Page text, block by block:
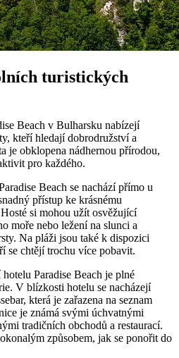
turistických
Beach v Bulharsku nabízejí
kteří hledají dobrodružství a
je obklopena nádhernou přírodou,
pro každého.
Beach se nachází přímo u
přístup ke krásnému
si mohou užít osvěžující
moře nebo ležení na slunci a
Na pláži jsou také k dispozici
se chtějí trochu více pobavit.
Paradise Beach je plné
V blízkosti hotelu se nacházejí
která je zařazena na seznam
je známá svými úchvatnými
tradičních obchodů a restaurací.
způsobem, jak se ponořit do